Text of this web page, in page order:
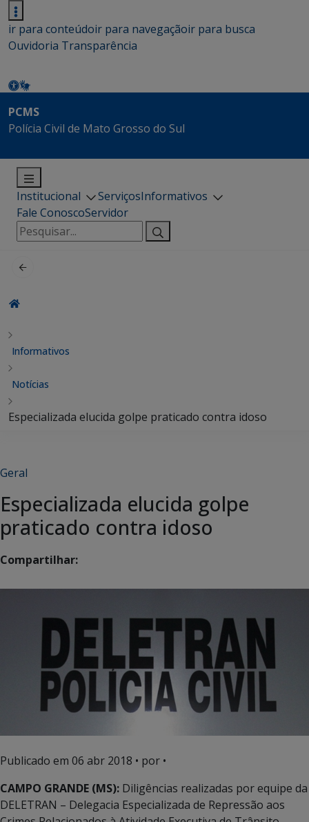
ir para conteúdoir para navegaçãoir para busca
Ouvidoria Transparência
PCMS
Polícia Civil de Mato Grosso do Sul
Institucional ServiçosInformativos
Fale ConoscoServidor
Pesquisar
por:
Informativos
Notícias
Especializada elucida golpe praticado contra idoso
Geral
Especializada elucida golpe
praticado contra idoso
Compartilhar:
Publicado em 06 abr 2018 • por •
CAMPO GRANDE (MS): Diligências realizadas por equipe da
DELETRAN – Delegacia Especializada de Repressão aos